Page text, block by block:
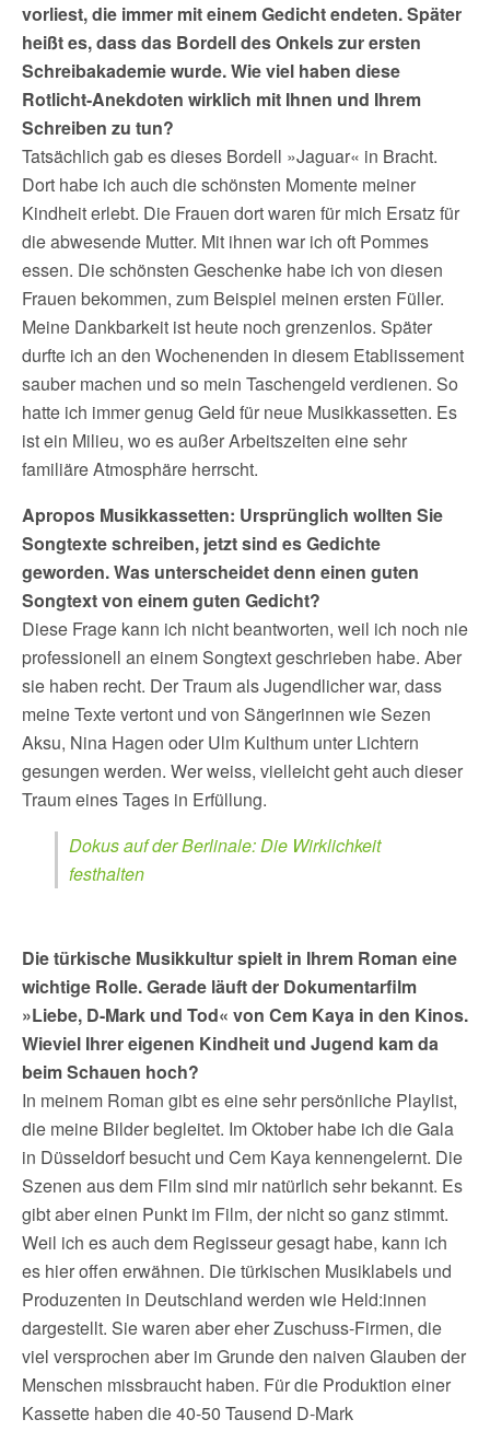
vorliest, die immer mit einem Gedicht endeten. Später
heißt es, dass das Bordell des Onkels zur ersten
Schreibakademie wurde. Wie viel haben diese
Rotlicht-Anekdoten wirklich mit Ihnen und Ihrem
Schreiben zu tun?
Tatsächlich gab es dieses Bordell »Jaguar« in Bracht.
Dort habe ich auch die schönsten Momente meiner
Kindheit erlebt. Die Frauen dort waren für mich Ersatz für
die abwesende Mutter. Mit ihnen war ich oft Pommes
essen. Die schönsten Geschenke habe ich von diesen
Frauen bekommen, zum Beispiel meinen ersten Füller.
Meine Dankbarkeit ist heute noch grenzenlos. Später
durfte ich an den Wochenenden in diesem Etablissement
sauber machen und so mein Taschengeld verdienen. So
hatte ich immer genug Geld für neue Musikkassetten. Es
ist ein Milieu, wo es außer Arbeitszeiten eine sehr
familiäre Atmosphäre herrscht.
Apropos Musikkassetten: Ursprünglich wollten Sie
Songtexte schreiben, jetzt sind es Gedichte
geworden. Was unterscheidet denn einen guten
Songtext von einem guten Gedicht?
Diese Frage kann ich nicht beantworten, weil ich noch nie
professionell an einem Songtext geschrieben habe. Aber
sie haben recht. Der Traum als Jugendlicher war, dass
meine Texte vertont und von Sängerinnen wie Sezen
Aksu, Nina Hagen oder Ulm Kulthum unter Lichtern
gesungen werden. Wer weiss, vielleicht geht auch dieser
Traum eines Tages in Erfüllung.
Dokus auf der Berlinale: Die Wirklichkeit
festhalten
Die türkische Musikkultur spielt in Ihrem Roman eine
wichtige Rolle. Gerade läuft der Dokumentarfilm
»Liebe, D-Mark und Tod« von Cem Kaya in den Kinos.
Wieviel Ihrer eigenen Kindheit und Jugend kam da
beim Schauen hoch?
In meinem Roman gibt es eine sehr persönliche Playlist,
die meine Bilder begleitet. Im Oktober habe ich die Gala
in Düsseldorf besucht und Cem Kaya kennengelernt. Die
Szenen aus dem Film sind mir natürlich sehr bekannt. Es
gibt aber einen Punkt im Film, der nicht so ganz stimmt.
Weil ich es auch dem Regisseur gesagt habe, kann ich
es hier offen erwähnen. Die türkischen Musiklabels und
Produzenten in Deutschland werden wie Held:innen
dargestellt. Sie waren aber eher Zuschuss-Firmen, die
viel versprochen aber im Grunde den naiven Glauben der
Menschen missbraucht haben. Für die Produktion einer
Kassette haben die 40-50 Tausend D-Mark